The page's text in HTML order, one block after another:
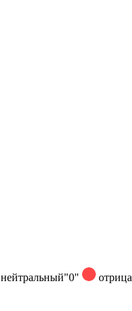
нейтральный"0"